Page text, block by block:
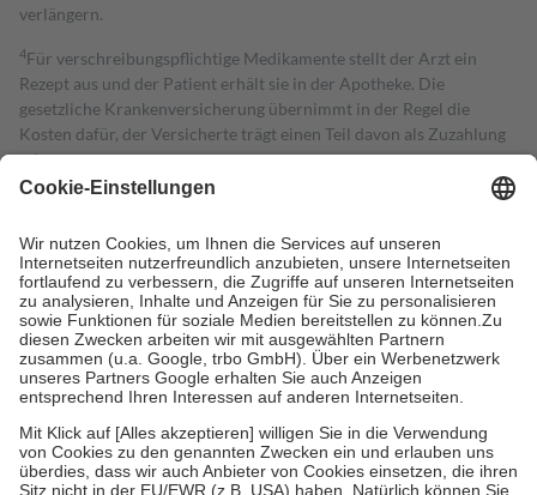
verlängern.
4Für verschreibungspflichtige Medikamente stellt der Arzt ein
Rezept aus und der Patient erhält sie in der Apotheke. Die
gesetzliche Krankenversicherung übernimmt in der Regel die
Kosten dafür, der Versicherte trägt einen Teil davon als Zuzahlung
mit.
Grundsätzlich leisten Mitglieder Zuzahlungen in Höhe von zehn
höchstens zehn Euro.
Es sind jedoch nie mehr als die tatsächlichen
Kosten der Leistung zu entrichten.
Diese Regeln gelten grundsätzlich auch für Online-Apotheken.
Bei Heilmitteln und häuslicher Krankenpflege beträgt die
Zuzahlung zehn Prozent der Kosten sowie zehn Euro je
Verordnung.
Um das Engagement der Versicherten für ihre eigene Gesundheit zu
stärken und die besondere Stellung der Familie zu unterstützen,
fallenkeine Zuzahlungenan bei:
• Kindern und Jugendlichen bis zum vollendeten 18. Lebensjahr
mit Ausnahme der Fahrkosten